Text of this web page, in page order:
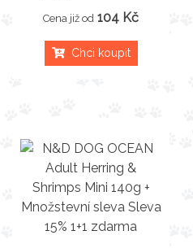
Cena již od 104 Kč
Chci koupit